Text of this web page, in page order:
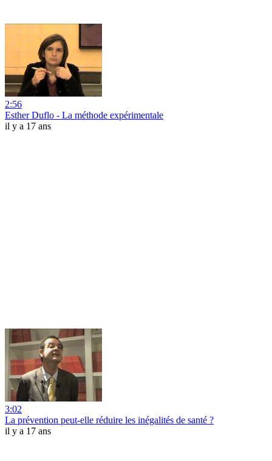
2:56
Esther Duflo - La méthode expérimentale
il y a 17 ans
3:02
La prévention peut-elle réduire les inégalités de santé ?
il y a 17 ans